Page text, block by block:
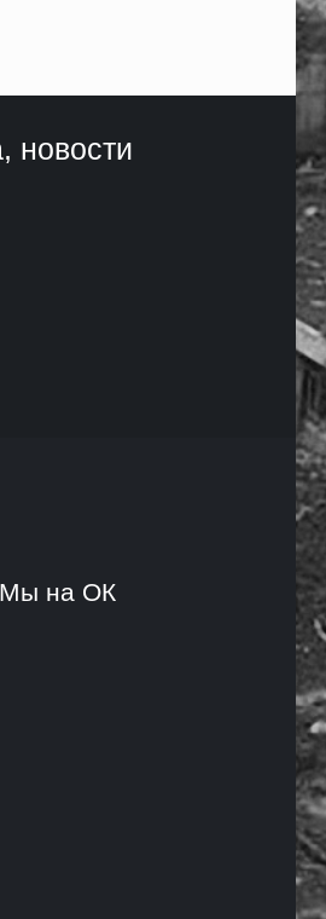
новости
Мы на ОК